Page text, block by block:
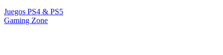
Juegos PS4 & PS5
Gaming Zone